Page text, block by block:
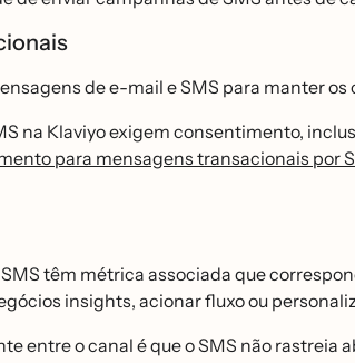
de e-mail e SMS para manter
na Klaviyo exigem consentimento,
para mensagens transacionais por
têm métrica associada que
insights, acionar fluxo ou
entre o canal é que o SMS não rastreia